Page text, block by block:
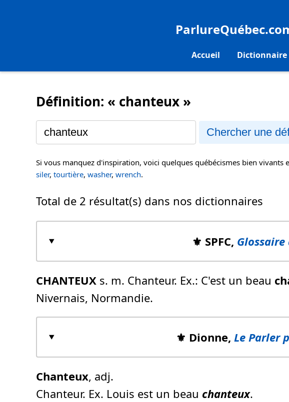
Accueil Dictionnaire
Définition: « chanteux »
Chercher une
Si vous manquez d'inspiration, voici quelques québécismes bien vivants
siler, tourtière, washer, wrench.
Total de 2 résultat(s) dans nos dictionnaires
⚜️ SPFC,
CHANTEUX s. m. Chanteur. Ex.: C'est un beau
Nivernais, Normandie.
⚜️ Dionne, Le Parler
Chanteux, adj.
Chanteur. Ex. Louis est un beau chanteux.